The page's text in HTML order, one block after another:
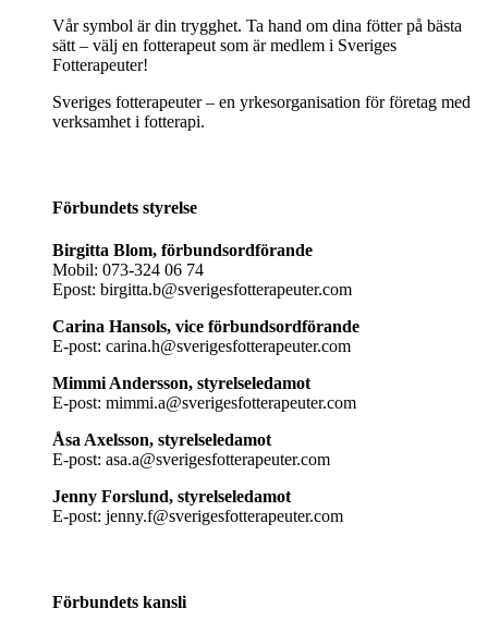
Vår symbol är din trygghet. Ta hand om dina fötter på bästa
sätt – välj en fotterapeut som är medlem i Sveriges
Fotterapeuter!
Sveriges fotterapeuter – en yrkesorganisation för företag med
verksamhet i fotterapi.
Förbundets styrelse
Birgitta Blom, förbundsordförande
Mobil: 073-324 06 74
Epost: birgitta.b@sverigesfotterapeuter.com
Carina Hansols, vice förbundsordförande
E-post: carina.h@sverigesfotterapeuter.com
Mimmi Andersson, styrelseledamot
E-post: mimmi.a@sverigesfotterapeuter.com
Åsa Axelsson, styrelseledamot
E-post: asa.a@sverigesfotterapeuter.com
Jenny Forslund, styrelseledamot
E-post: jenny.f@sverigesfotterapeuter.com
Förbundets kansli